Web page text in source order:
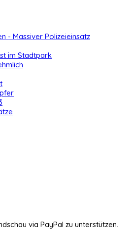
- Massiver Polizeieinsatz
im Stadtpark
via PayPal zu unterstützen.